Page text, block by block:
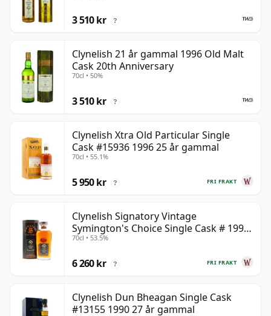
3 510 kr ?
Clynelish 21 år gammal 1996 Old Malt
Cask 20th Anniversary
70cl • 50%
3 510 kr ?
Clynelish Xtra Old Particular Single
Cask #15936 1996 25 år gammal
70cl • 55.1%
FRI FRAKT
5 950 kr ?
Clynelish Signatory Vintage
Symington's Choice Single Cask # 1995
28 år gammal
70cl • 53.5%
FRI FRAKT
6 260 kr ?
Clynelish Dun Bheagan Single Cask
#13155 1990 27 år gammal